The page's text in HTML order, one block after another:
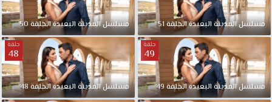
مسلسل المدينة البعيدة الحلقة 51 مسلسل المدينة البعيدة الحلقة 50
حلقة
49
مسلسل المدينة البعيدة الحلقة 49
حلقة
48
مسلسل المدينة البعيدة الحلقة 48